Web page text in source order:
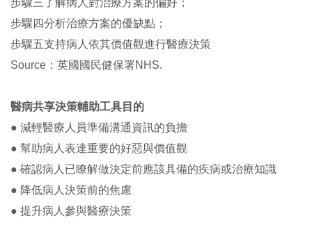
步驟三了解病人對治療方案的偏好；
步驟四分析治療方案的優缺點；
步驟五支持病人依其價值觀進行醫療決策
Source：英國國民健保署NHS.
醫病共享決策輔助工具目的
● 減輕醫療人員準備溝通資訊的負擔
● 幫助病人表達重要的好惡與價值觀
● 確認病人已瞭解做決定前應該具備的疾病或治療知識
● 降低病人決策前的焦慮
● 提升病人參與醫療決策